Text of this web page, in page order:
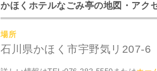
かほくホテルなごみ亭の地図・アク
場所
石川県かほく市宇野気リ207-6